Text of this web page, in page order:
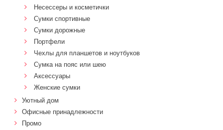
Несессеры и косметички
Сумки спортивные
Сумки дорожные
Портфели
Чехлы для планшетов и ноутбуков
Сумка на пояс или шею
Аксессуары
Женские сумки
Уютный дом
Офисные принадлежности
Промо